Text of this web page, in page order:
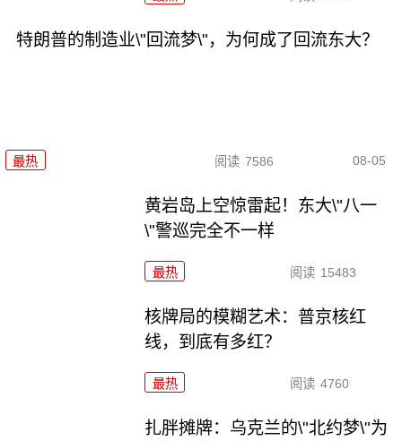
特朗普的制造业\"回流梦\"，为何成了回流东大？
最热 阅读 7586 08-05
黄岩岛上空惊雷起！东大\"八一
\"警巡完全不一样
最热 阅读 15483
核牌局的模糊艺术：普京核红
线，到底有多红？
最热 阅读 4760
扎胖摊牌：乌克兰的\"北约梦\"为